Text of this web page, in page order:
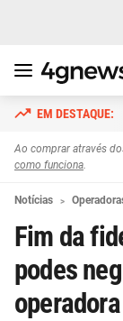
Ao comprar através
como funciona.
Notícias
Fim da
podes